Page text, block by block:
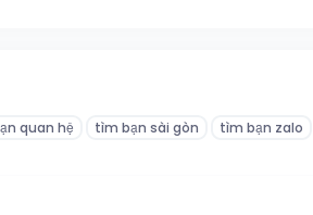
quan hệ tìm bạn sài gòn tìm bạn zalo